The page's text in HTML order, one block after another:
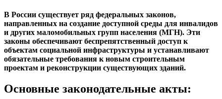
В России существует ряд федеральных законов,
направленных на создание доступной среды для инвалидов
и других маломобильных групп населения (МГН). Эти
законы обеспечивают беспрепятственный доступ к
объектам социальной инфраструктуры и устанавливают
обязательные требования к новым строительным
проектам и реконструкции существующих зданий.
Основные законодательные акты: